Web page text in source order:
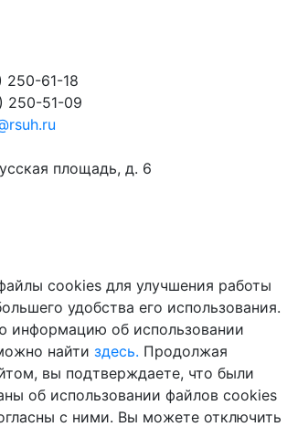
250-61-18
250-51-09
площадь, д. 6
cookies для улучшения работы
удобства его использования.
информацию об использовании
найти здесь. Продолжая
вы подтверждаете, что были
об использовании файлов cookies
с ними. Вы можете отключить